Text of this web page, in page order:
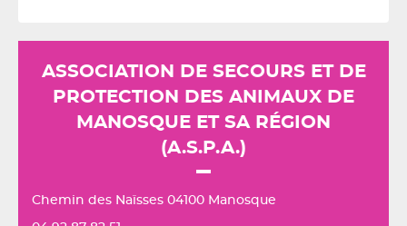
ASSOCIATION DE SECOURS ET DE
PROTECTION DES ANIMAUX DE
MANOSQUE ET SA RÉGION
(A.S.P.A.)
Chemin des Naïsses 04100 Manosque